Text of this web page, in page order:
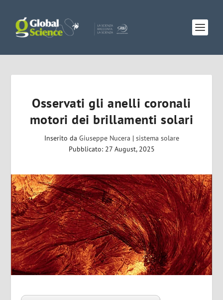
Osservati gli anelli coronali
motori dei brillamenti solari
Inserito da Giuseppe Nucera | sistema solare
Pubblicato: 27 August, 2025